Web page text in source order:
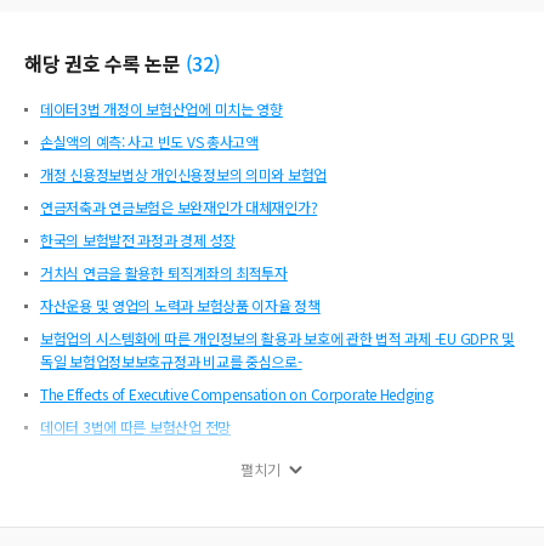
해당 권호 수록 논문 (32)
데이터3법 개정이 보험산업에 미치는 영향
손실액의 예측: 사고 빈도 VS 총사고액
개정 신용정보법상 개인신용정보의 의미와 보험업
연금저축과 연금보험은 보완재인가 대체재인가?
한국의 보험발전 과정과 경제 성장
거치식 연금을 활용한 퇴직계좌의 최적투자
자산운용 및 영업의 노력과 보험상품 이자율 정책
보험업의 시스템화에 따른 개인정보의 활용과 보호에 관한 법적 과제 -EU GDPR 및
독일 보험업정보보호규정과 비교를 중심으로-
The Effects of Executive Compensation on Corporate Hedging
데이터 3법에 따른 보험산업 전망
머신러닝기법을 활용한 연안지역 재해위험관리
2-요인 효용함수 하에서의 손실경감과 저축
펼치기